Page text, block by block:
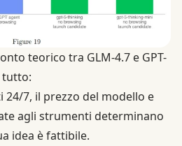
teorico tra GLM-4.7 e GPT-
tutto:
24/7, il prezzo del modello e
agli strumenti determinano
idea è fattibile.